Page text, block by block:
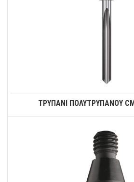
ΤΡΥΠΑΝΙ ΠΟΛΥΤΡΥΠΑΝΟΥ